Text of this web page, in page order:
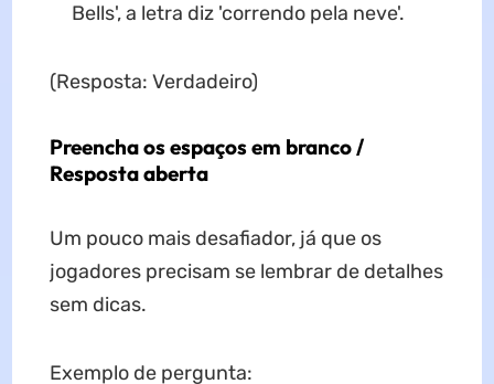
Bells', a letra diz 'correndo pela neve'.
(Resposta: Verdadeiro)
Preencha os espaços em branco /
Resposta aberta
Um pouco mais desafiador, já que os
jogadores precisam se lembrar de detalhes
sem dicas.
Exemplo de pergunta: